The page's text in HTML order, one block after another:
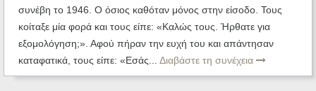
συνέβη το 1946. Ο όσιος καθόταν μόνος στην είσοδο. Τους
κοίταξε μία φορά και τους είπε: «Καλώς τους. Ήρθατε για
εξομολόγηση;». Αφού πήραν την ευχή του και απάντησαν
καταφατικά, τους είπε: «Εσάς... Διαβάστε τη συνέχεια